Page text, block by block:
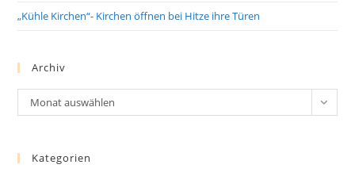
„Kühle Kirchen“- Kirchen öffnen bei Hitze ihre Türen
Archiv
Archiv
Monat auswählen
Kategorien